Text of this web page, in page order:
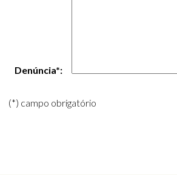
Denúncia*:
(*) campo obrigatório